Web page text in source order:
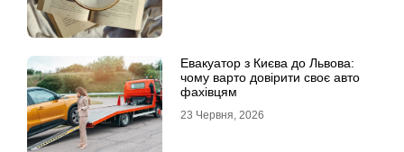
Евакуатор з Києва до Львова:
чому варто довірити своє авто
фахівцям
23 Червня, 2026